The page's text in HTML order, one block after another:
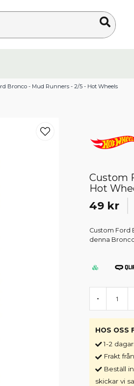
Bronco - Mud Runners - 2/5 - Hot Wheels
Custom
Hot
49 kr
Custom Ford
denna
-
HOS OSS
1-2
Frakt
Beställ
skickar vi